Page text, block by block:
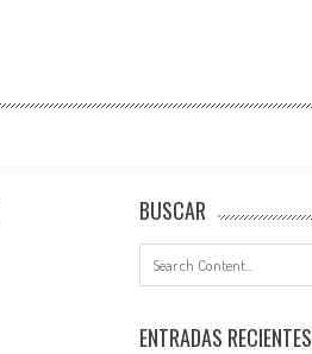
BUSCAR
ENTRADAS RECIENTES